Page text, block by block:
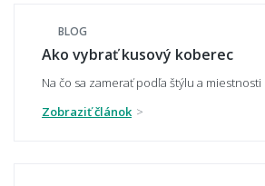
praktickejšie?
Ako zladiť koberec s nábytkom a
BLOG
Ako vybrať kusový koberec
Na čo sa zamerať podľa štýlu a miestnosti
Zobraziť článok